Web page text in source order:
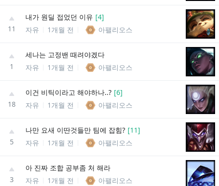
11
내가 원딜 접었던 이유 [4]
자유
1개월 전 아팰리오스
1
세나는 고정밴 때려야겠다
자유
1개월 전 아팰리오스
18
이건 비틱이라고 해야하나..? [6]
자유
1개월 전 아팰리오스
5
나만 요새 이딴것들만 팀에 잡힘? [11]
자유
1개월 전 아팰리오스
3
아 진짜 조합 공부좀 처 해라
자유
1개월 전 아팰리오스